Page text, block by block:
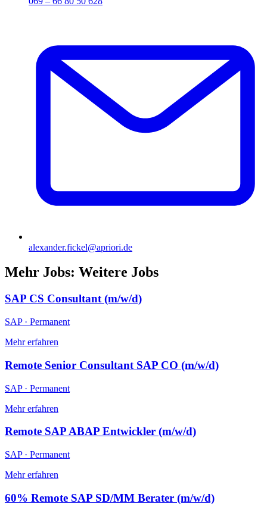
alexander.fickel@apriori.de
Mehr Jobs: Weitere Jobs
SAP CS Consultant (m/w/d)
SAP · Permanent
Mehr erfahren
Remote Senior Consultant SAP CO (m/w/d)
SAP · Permanent
Mehr erfahren
Remote SAP ABAP Entwickler (m/w/d)
SAP · Permanent
Mehr erfahren
60% Remote SAP SD/MM Berater (m/w/d)